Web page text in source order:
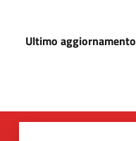
Ultimo aggiornamento